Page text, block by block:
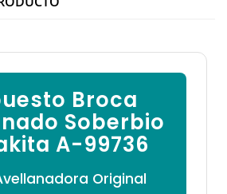
Broca
Soberbio
A-99736
Original